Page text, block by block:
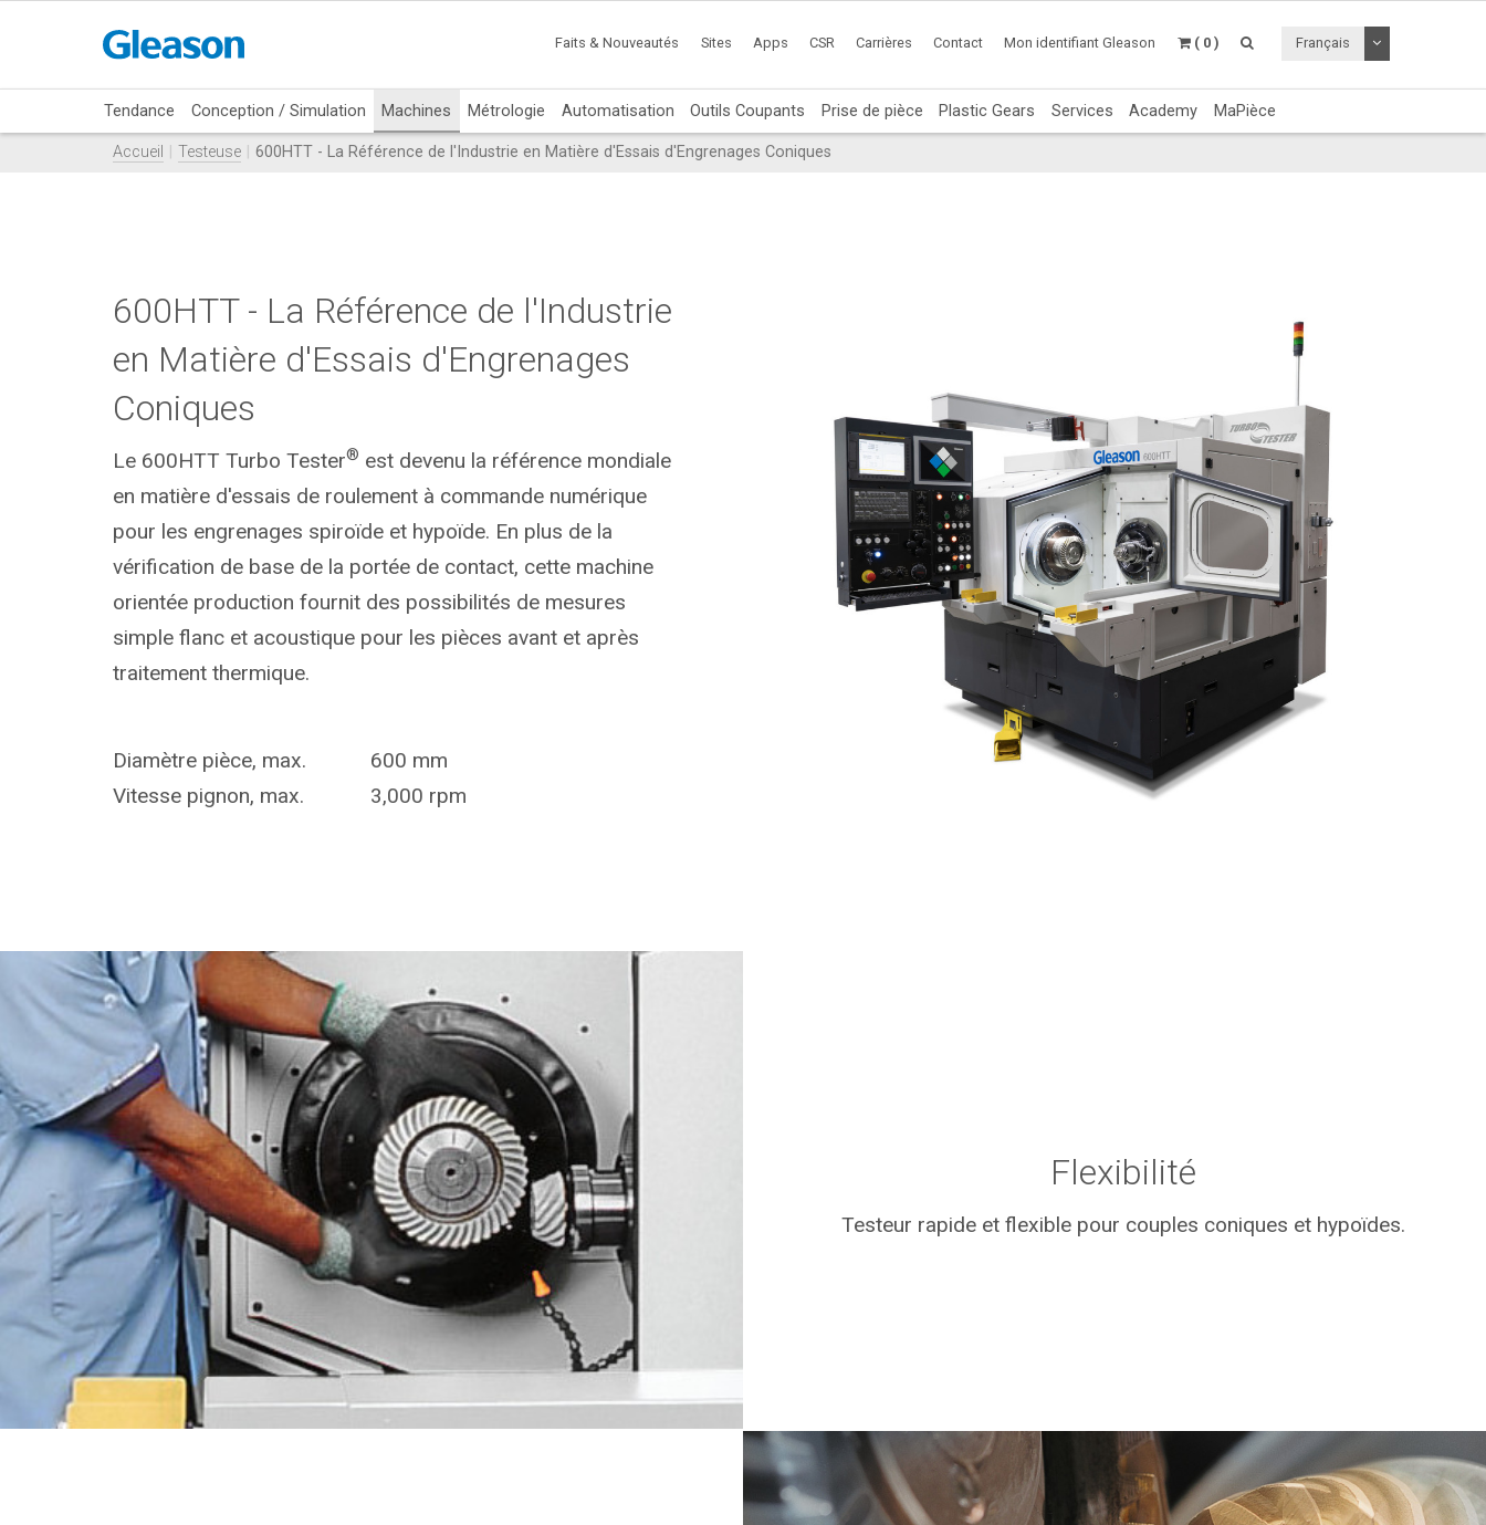
Faits & Nouveautés Sites Apps CSR Carrières Contact Mon identifiant Gleason ( 0 ) Français Utiliser le menu
Tendance Conception / Simulation Machines Métrologie Automatisation Outils Coupants Prise de pièce Plastic Gears Services Academy MaPièce
Accueil Testeuse 600HTT - La Référence de l'Industrie en Matière d'Essais d'Engrenages Coniques
600HTT - La Référence de l'Industrie
en Matière d'Essais d'Engrenages
Coniques
Le 600HTT Turbo Tester® est devenu la référence mondiale
en matière d'essais de roulement à commande numérique
pour les engrenages spiroïde et hypoïde. En plus de la
vérification de base de la portée de contact, cette machine
orientée production fournit des possibilités de mesures
simple flanc et acoustique pour les pièces avant et après
traitement thermique.
Diamètre pièce, max.
600 mm
Vitesse pignon, max.
3,000 rpm
Flexibilité
Testeur rapide et flexible pour couples coniques et hypoïdes.